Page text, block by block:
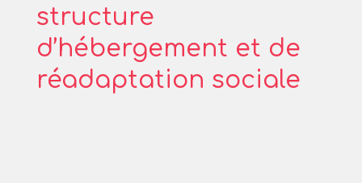
structure
d’hébergement et de
réadaptation sociale